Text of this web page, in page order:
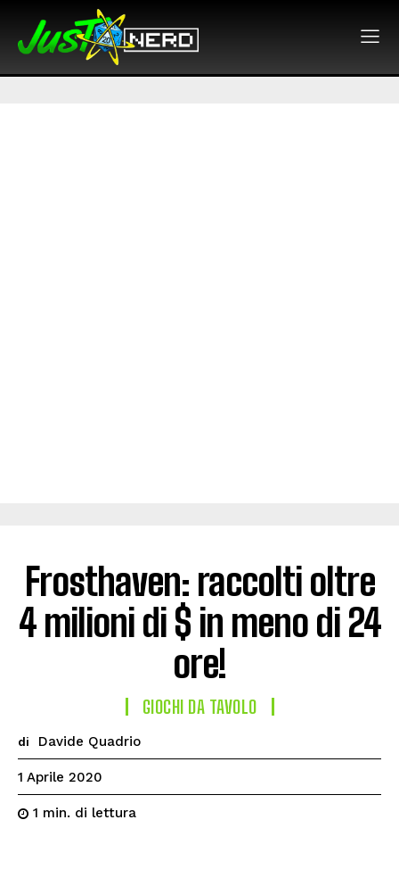
Frosthaven: raccolti oltre
4 milioni di $ in meno di 24
ore!
GIOCHI DA TAVOLO
di Davide Quadrio
1 Aprile 2020
1 min. di lettura